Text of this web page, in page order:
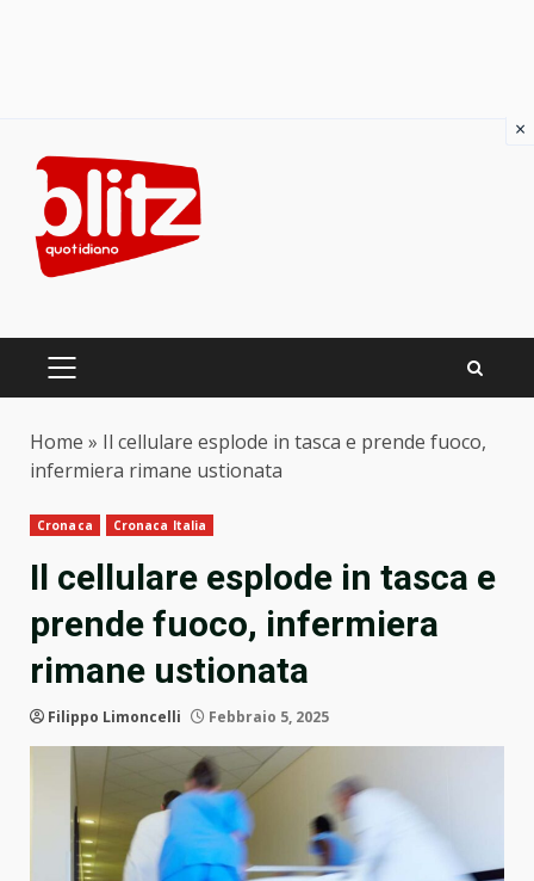
content
PRIMARY
Home » Il cellulare esplode in tasca e prende fuoco,
infermiera rimane ustionata
Cronaca Cronaca Italia
Il cellulare esplode in tasca e
prende fuoco, infermiera
rimane ustionata
Filippo Limoncelli Febbraio 5, 2025
×